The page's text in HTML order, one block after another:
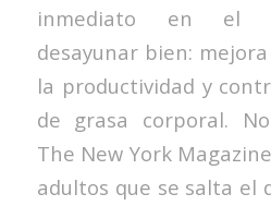
inmediato en el
desayunar bien:
la productividad y
de grasa corporal.
The New York
adultos que se salta el